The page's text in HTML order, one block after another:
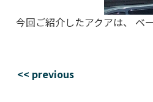
今回ご紹介したアクアは、 ベ
<< previous